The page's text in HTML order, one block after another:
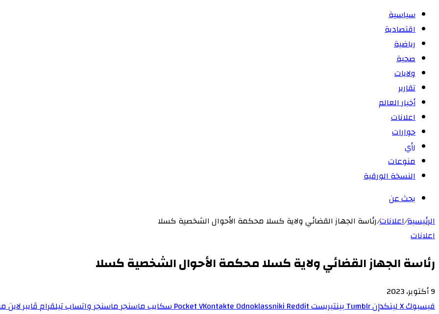
سياسية
اقتصادية
رياضية
صحية
ولايات
تقارير
أخبار العالم
اعلانات
حوارات
رأي
منوعات
النسخة الورقية
بحث عن
الرئيسية/اعلانات/رئاسة الجهاز القضائي ولاية كسلا محكمة الأحوال الشخصية كسلا
اعلانات
رئاسة الجهاز القضائي ولاية كسلا محكمة الأحوال الشخصية كسلا
9 أكتوبر، 2023
فيسبوك‫Xلينكدإن بينتيريست Odnoklassniki
‫Pocketسكايبماسنجرماسنجرواتسابتيلقرامڤايبرلاين